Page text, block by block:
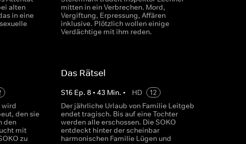
alten
in eine
mitten in ein Verbrechen. Mord,
Vergiftung, Erpressung, Affären
inklusive. Plötzlich wollen einige
Verdächtige mit ihm reden.
wird
den sie
den
mit
zu
Das Rätsel
S16 Ep. 8• 43 Min. • HD
12
Der jährliche Urlaub von Familie Leitgeb
endet tragisch. Bis auf eine Tochter
werden alle erschossen. Die SOKO
entdeckt hinter der scheinbar
harmonischen Familie Lügen und